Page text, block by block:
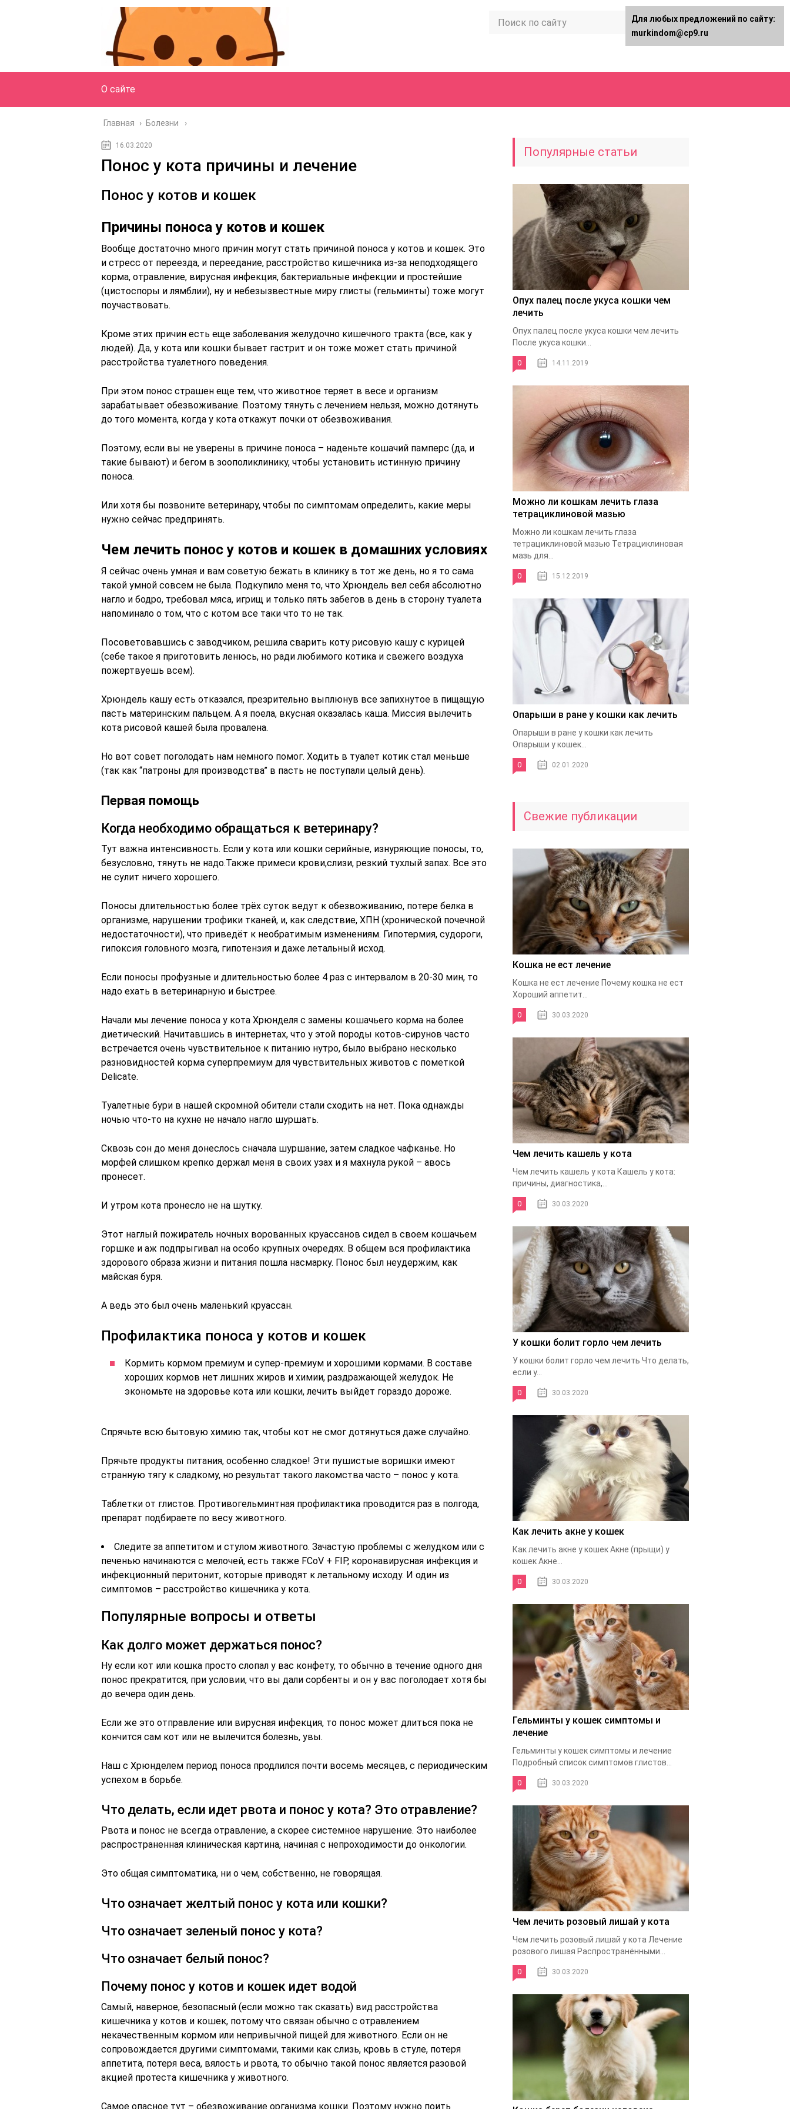
О сайте
Главная › Болезни
16.03.2020
Понос у кота причины и лечение
Понос у котов и кошек
Причины поноса у котов и кошек
Вообще достаточно много причин могут стать причиной поноса у котов и кошек. Это
и стресс от переезда, и переедание, расстройство кишечника из-за неподходящего
корма, отравление, вирусная инфекция, бактериальные инфекции и простейшие
(цистоспоры и лямблии), ну и небезызвестные миру глисты (гельминты) тоже могут
поучаствовать.
Кроме этих причин есть еще заболевания желудочно кишечного тракта (все, как у
людей). Да, у кота или кошки бывает гастрит и он тоже может стать причиной
расстройства туалетного поведения.
При этом понос страшен еще тем, что животное теряет в весе и организм
зарабатывает обезвоживание. Поэтому тянуть с лечением нельзя, можно дотянуть
до того момента, когда у кота откажут почки от обезвоживания.
Поэтому, если вы не уверены в причине поноса – наденьте кошачий памперс (да, и
такие бывают) и бегом в зоополиклинику, чтобы установить истинную причину
поноса.
Или хотя бы позвоните ветеринару, чтобы по симптомам определить, какие меры
нужно сейчас предпринять.
Чем лечить понос у котов и кошек в домашних условиях
Я сейчас очень умная и вам советую бежать в клинику в тот же день, но я то сама
такой умной совсем не была. Подкупило меня то, что Хрюндель вел себя абсолютно
нагло и бодро, требовал мяса, игрищ и только пять забегов в день в сторону туалета
напоминало о том, что с котом все таки что то не так.
Посоветовавшись с заводчиком, решила сварить коту рисовую кашу с курицей
(себе такое я приготовить ленюсь, но ради любимого котика и свежего воздуха
пожертвуешь всем).
Хрюндель кашу есть отказался, презрительно выплюнув все запихнутое в пищащую
пасть материнским пальцем. А я поела, вкусная оказалась каша. Миссия вылечить
кота рисовой кашей была провалена.
Но вот совет поголодать нам немного помог. Ходить в туалет котик стал меньше
(так как “патроны для производства” в пасть не поступали целый день).
Первая помощь
Когда необходимо обращаться к ветеринару?
Тут важна интенсивность. Если у кота или кошки серийные, изнуряющие поносы, то,
безусловно, тянуть не надо.Также примеси крови,слизи, резкий тухлый запах. Все это
не сулит ничего хорошего.
Поносы длительностью более трёх суток ведут к обезвоживанию, потере белка в
организме, нарушении трофики тканей, и, как следствие, ХПН (хронической почечной
недостаточности), что приведёт к необратимым изменениям. Гипотермия, судороги,
гипоксия головного мозга, гипотензия и даже летальный исход.
Если поносы профузные и длительностью более 4 раз с интервалом в 20-30 мин, то
надо ехать в ветеринарную и быстрее.
Начали мы лечение поноса у кота Хрюнделя с замены кошачьего корма на более
диетический. Начитавшись в интернетах, что у этой породы котов-сирунов часто
встречается очень чувствительное к питанию нутро, было выбрано несколько
разновидностей корма суперпремиум для чувствительных животов с пометкой
Delicate.
Туалетные бури в нашей скромной обители стали сходить на нет. Пока однажды
ночью что-то на кухне не начало нагло шуршать.
Сквозь сон до меня донеслось сначала шуршание, затем сладкое чафканье. Но
морфей слишком крепко держал меня в своих узах и я махнула рукой – авось
пронесет.
И утром кота пронесло не на шутку.
Этот наглый пожиратель ночных ворованных круассанов сидел в своем кошачьем
горшке и аж подпрыгивал на особо крупных очередях. В общем вся профилактика
здорового образа жизни и питания пошла насмарку. Понос был неудержим, как
майская буря.
А ведь это был очень маленький круассан.
Профилактика поноса у котов и кошек
Кормить кормом премиум и супер-премиум и хорошими кормами. В составе
хороших кормов нет лишних жиров и химии, раздражающей желудок. Не
экономьте на здоровье кота или кошки, лечить выйдет гораздо дороже.
Спрячьте всю бытовую химию так, чтобы кот не смог дотянуться даже случайно.
Прячьте продукты питания, особенно сладкое! Эти пушистые воришки имеют
странную тягу к сладкому, но результат такого лакомства часто – понос у кота.
Таблетки от глистов. Противогельминтная профилактика проводится раз в полгода,
препарат подбираете по весу животного.
Следите за аппетитом и стулом животного. Зачастую проблемы с желудком или с
печенью начинаются с мелочей, есть также FCoV + FIP, коронавирусная инфекция и
инфекционный перитонит, которые приводят к летальному исходу. И один из
симптомов – расстройство кишечника у кота.
Популярные вопросы и ответы
Как долго может держаться понос?
Ну если кот или кошка просто слопал у вас конфету, то обычно в течение одного дня
понос прекратится, при условии, что вы дали сорбенты и он у вас поголодает хотя бы
до вечера один день.
Если же это отправление или вирусная инфекция, то понос может длиться пока не
кончится сам кот или не вылечится болезнь, увы.
Наш с Хрюнделем период поноса продлился почти восемь месяцев, с периодическим
успехом в борьбе.
Что делать, если идет рвота и понос у кота? Это отравление?
Рвота и понос не всегда отравление, а скорее системное нарушение. Это наиболее
распространенная клиническая картина, начиная с непроходимости до онкологии.
Это общая симптоматика, ни о чем, собственно, не говорящая.
Что означает желтый понос у кота или кошки?
Что означает зеленый понос у кота?
Что означает белый понос?
Почему понос у котов и кошек идет водой
Самый, наверное, безопасный (если можно так сказать) вид расстройства
кишечника у котов и кошек, потому что связан обычно с отравлением
некачественным кормом или непривычной пищей для животного. Если он не
сопровождается другими симптомами, такими как слизь, кровь в стуле, потеря
аппетита, потеря веса, вялость и рвота, то обычно такой понос является разовой
акцией протеста кишечника у животного.
Самое опасное тут – обезвоживание организма кошки. Поэтому нужно поить
Популярные статьи
Опух палец после укуса кошки чем
лечить
Опух палец после укуса кошки чем лечить
После укуса кошки...
0 14.11.2019
Можно ли кошкам лечить глаза
тетрациклиновой мазью
Можно ли кошкам лечить глаза
тетрациклиновой мазью Тетрациклиновая
мазь для...
0 15.12.2019
Опарыши в ране у кошки как лечить
Опарыши в ране у кошки как лечить
Опарыши у кошек...
0 02.01.2020
Свежие публикации
Кошка не ест лечение
Кошка не ест лечение Почему кошка не ест
Хороший аппетит...
0 30.03.2020
Чем лечить кашель у кота
Чем лечить кашель у кота Кашель у кота:
причины, диагностика,...
0 30.03.2020
У кошки болит горло чем лечить
У кошки болит горло чем лечить Что делать,
если у...
0 30.03.2020
Как лечить акне у кошек
Как лечить акне у кошек Акне (прыщи) у
кошек Акне...
0 30.03.2020
Гельминты у кошек симптомы и
лечение
Гельминты у кошек симптомы и лечение
Подробный список симптомов глистов...
0 30.03.2020
Чем лечить розовый лишай у кота
Чем лечить розовый лишай у кота Лечение
розового лишая Распространёнными...
0 30.03.2020
Для любых предложений по сайту:
murkindom@cp9.ru